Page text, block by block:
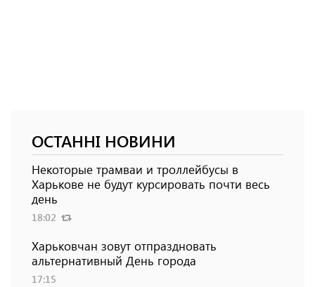
ОСТАННІ НОВИНИ
Некоторые трамваи и троллейбусы в
Харькове не будут курсировать почти весь
день
18:02
Харьковчан зовут отпраздновать
альтернативный День города
17:15